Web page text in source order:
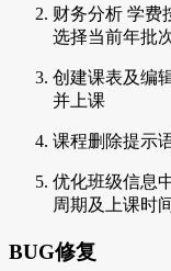
财务分析 学费
选择当前年批
创建课表及编
并上课
课程删除提示
优化班级信息
周期及上课时
BUG修复